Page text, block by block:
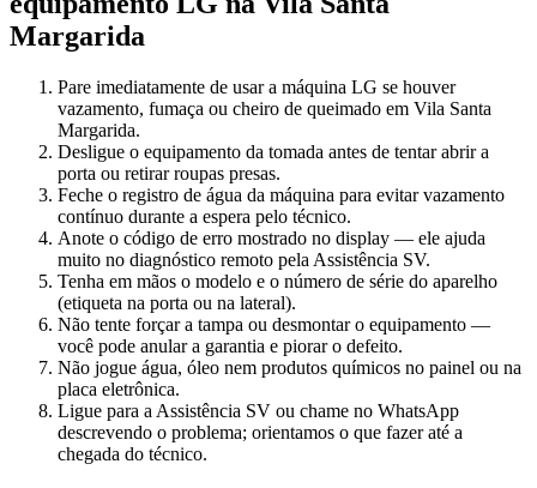
Margarida
Pare imediatamente de usar a máquina LG se houver
vazamento, fumaça ou cheiro de queimado em Vila Santa
Margarida.
Desligue o equipamento da tomada antes de tentar abrir a
porta ou retirar roupas presas.
Feche o registro de água da máquina para evitar vazamento
contínuo durante a espera pelo técnico.
Anote o código de erro mostrado no display — ele ajuda
muito no diagnóstico remoto pela Assistência SV.
Tenha em mãos o modelo e o número de série do aparelho
(etiqueta na porta ou na lateral).
Não tente forçar a tampa ou desmontar o equipamento —
você pode anular a garantia e piorar o defeito.
Não jogue água, óleo nem produtos químicos no painel ou na
placa eletrônica.
Ligue para a Assistência SV ou chame no WhatsApp
descrevendo o problema; orientamos o que fazer até a
chegada do técnico.